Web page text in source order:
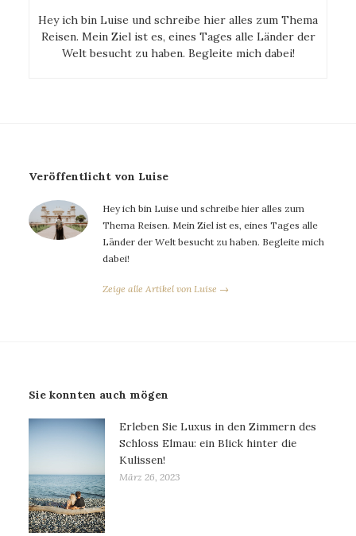
Hey ich bin Luise und schreibe hier alles zum Thema
Reisen. Mein Ziel ist es, eines Tages alle Länder der
Welt besucht zu haben. Begleite mich dabei!
Veröffentlicht von Luise
Hey ich bin Luise und schreibe hier alles zum
Thema Reisen. Mein Ziel ist es, eines Tages alle
Länder der Welt besucht zu haben. Begleite mich
dabei!
Zeige alle Artikel von Luise →
Sie konnten auch mögen
Erleben Sie Luxus in den Zimmern des
Schloss Elmau: ein Blick hinter die
Kulissen!
März 26, 2023